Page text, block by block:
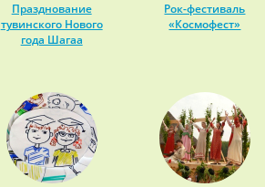
Празднование
тувинского Нового
года Шагаа
Рок-фестиваль
«Космофест»